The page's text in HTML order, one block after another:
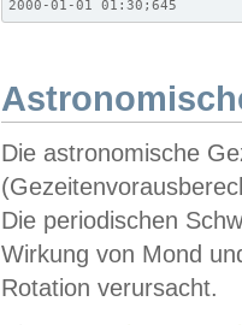
2000-01-01 01:30;645
Die astronomische
Die periodischen
Wirkung von Mond
Rotation verursacht.